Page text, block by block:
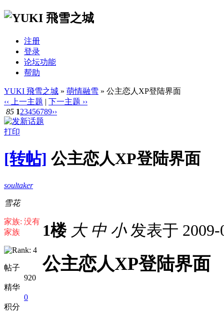
注册
登录
论坛功能
帮助
YUKI 飛雪之城 » 萌情融雪 » 公主恋人XP登陆界面
‹‹ 上一主题 | 下一主题 ››
85 123456789››
打印
[转帖] 公主恋人XP登陆界面
soultaker
雪花
家族: 没有
家族
帖子
920
精华
0
积分
1楼 大 中 小发表于
公主恋人XP登陆界面